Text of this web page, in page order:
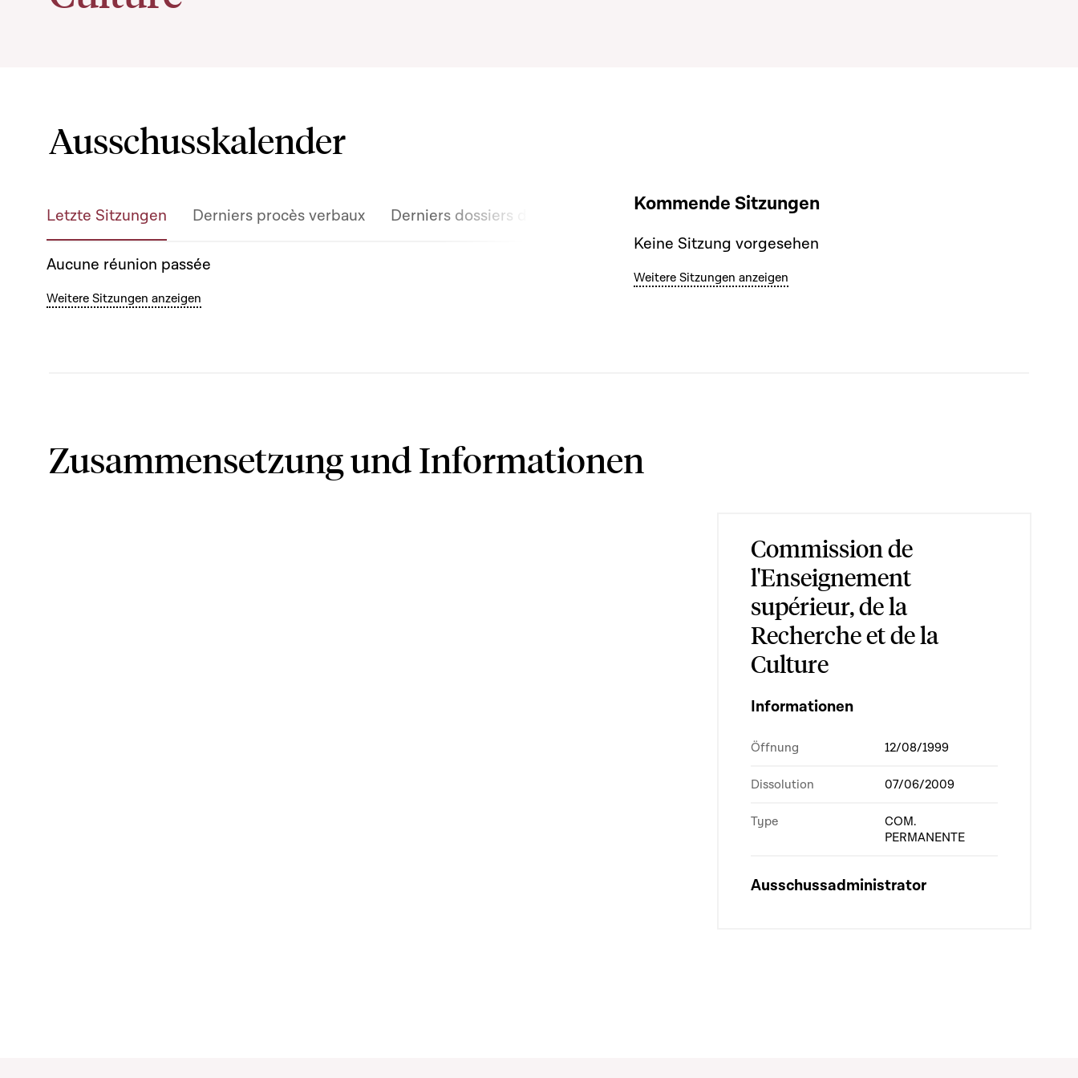
Ausschusskalender
Letzte Sitzungen Derniers procès verbaux Derniers dossiers discutés
Aucune réunion passée
Weitere Sitzungen anzeigen
Kommende Sitzungen
Keine Sitzung vorgesehen
Weitere Sitzungen anzeigen
Zusammensetzung und Informationen
Commission de
l'Enseignement
supérieur, de la
Recherche et de la
Culture
Informationen
Öffnung 12/08/1999
Dissolution 07/06/2009
Type
COM.
PERMANENTE
Ausschussadministrator